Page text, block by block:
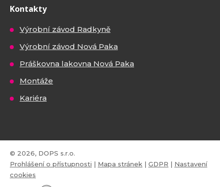
Kontakty
Výrobní závod Radkyně
Výrobní závod Nová Paka
Práškovna lakovna Nová Paka
Montáže
Kariéra
© 2026, DOPS s.r.o.
Prohlášení o přístupnosti | Mapa stránek | GDPR | Nastavení
cookies